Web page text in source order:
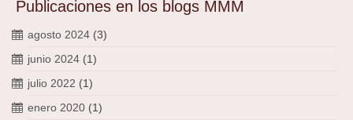
Publicaciones en los blogs MMM
agosto 2024 (3)
junio 2024 (1)
julio 2022 (1)
enero 2020 (1)